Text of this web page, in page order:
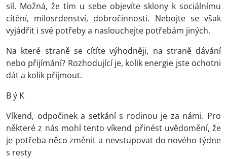
sil. Možná, že tím u sebe objevíte sklony k sociálnímu
cítění, milosrdenství, dobročinnosti. Nebojte se však
vyjádřit i své potřeby a naslouchejte potřebám jiných.
Na které straně se cítíte výhodněji, na straně dávání
nebo přijímání? Rozhodující je, kolik energie jste ochotni
dát a kolik přijmout.
B ý K
Víkend, odpočinek a setkání s rodinou je za námi. Pro
některé z nás mohl tento víkend přinést uvědomění, že
je potřeba něco změnit a nevstupovat do nového týdne
s resty